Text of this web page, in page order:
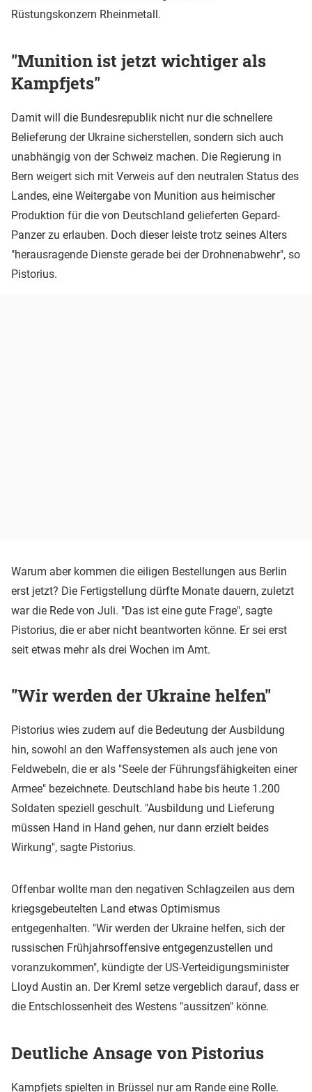
Rüstungskonzern Rheinmetall.
"Munition ist jetzt wichtiger als
Kampfjets"
Damit will die Bundesrepublik nicht nur die schnellere
Belieferung der Ukraine sicherstellen, sondern sich auch
unabhängig von der Schweiz machen. Die Regierung in
Bern weigert sich mit Verweis auf den neutralen Status des
Landes, eine Weitergabe von Munition aus heimischer
Produktion für die von Deutschland gelieferten Gepard-
Panzer zu erlauben. Doch dieser leiste trotz seines Alters
"herausragende Dienste gerade bei der Drohnenabwehr", so
Pistorius.
Warum aber kommen die eiligen Bestellungen aus Berlin
erst jetzt? Die Fertigstellung dürfte Monate dauern, zuletzt
war die Rede von Juli. "Das ist eine gute Frage", sagte
Pistorius, die er aber nicht beantworten könne. Er sei erst
seit etwas mehr als drei Wochen im Amt.
"Wir werden der Ukraine helfen"
Pistorius wies zudem auf die Bedeutung der Ausbildung
hin, sowohl an den Waffensystemen als auch jene von
Feldwebeln, die er als "Seele der Führungsfähigkeiten einer
Armee" bezeichnete. Deutschland habe bis heute 1.200
Soldaten speziell geschult. "Ausbildung und Lieferung
müssen Hand in Hand gehen, nur dann erzielt beides
Wirkung", sagte Pistorius.
Offenbar wollte man den negativen Schlagzeilen aus dem
kriegsgebeutelten Land etwas Optimismus
entgegenhalten. "Wir werden der Ukraine helfen, sich der
russischen Frühjahrsoffensive entgegenzustellen und
voranzukommen", kündigte der US-Verteidigungsminister
Lloyd Austin an. Der Kreml setze vergeblich darauf, dass er
die Entschlossenheit des Westens "aussitzen" könne.
Deutliche Ansage von Pistorius
Kampfjets spielten in Brüssel nur am Rande eine Rolle.